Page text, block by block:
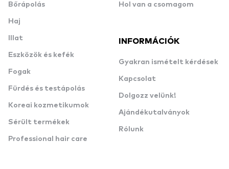
Bőrápolás
Haj
Illat
Eszközök és kefék
Fogak
Fürdés és testápolás
Koreai kozmetikumok
Sérült termékek
Professional hair care
Hol van a csomagom
INFORMÁCIÓK
Gyakran ismételt kérdések
Kapcsolat
Dolgozz velünk!
Ajándékutalványok
Rólunk